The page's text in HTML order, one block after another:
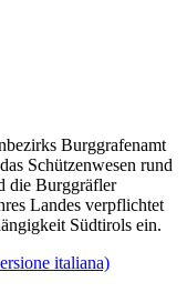
Burggrafenamt
Schützenwesen rund
die Burggräfler
Landes verpflichtet
Südtirols ein.
italiana)